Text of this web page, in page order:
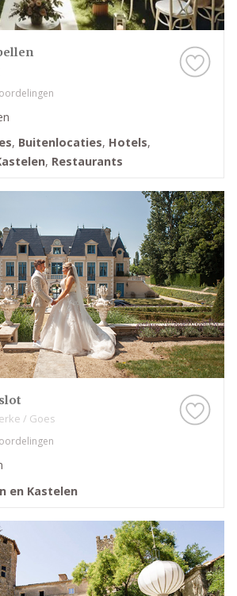
, Buitenlocaties, Hotels,
, Restaurants
/ Goes
en Kastelen